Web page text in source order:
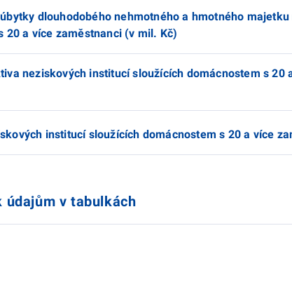
dlouhodobého nehmotného a hmotného
20 a více zaměstnanci (v mil. Kč)
neziskových institucí sloužících domácnostem s 20
institucí sloužících domácnostem s 20 a více
údajům v tabulkách